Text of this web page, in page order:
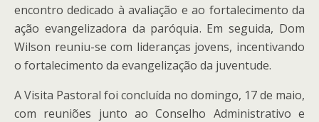
encontro dedicado à avaliação e ao fortalecimento da
ação evangelizadora da paróquia. Em seguida, Dom
Wilson reuniu-se com lideranças jovens, incentivando
o fortalecimento da evangelização da juventude.
A Visita Pastoral foi concluída no domingo, 17 de maio,
com reuniões junto ao Conselho Administrativo e